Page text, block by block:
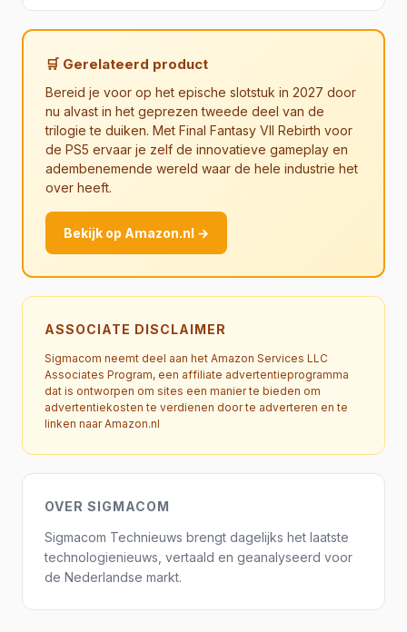
🛒 Gerelateerd product
Bereid je voor op het epische slotstuk in 2027 door
nu alvast in het geprezen tweede deel van de
trilogie te duiken. Met Final Fantasy VII Rebirth voor
de PS5 ervaar je zelf de innovatieve gameplay en
adembenemende wereld waar de hele industrie het
over heeft.
Bekijk op Amazon.nl →
ASSOCIATE DISCLAIMER
Sigmacom neemt deel aan het Amazon Services LLC
Associates Program, een affiliate advertentieprogramma
dat is ontworpen om sites een manier te bieden om
advertentiekosten te verdienen door te adverteren en te
linken naar Amazon.nl
OVER SIGMACOM
Sigmacom Technieuws brengt dagelijks het laatste
technologienieuws, vertaald en geanalyseerd voor
de Nederlandse markt.